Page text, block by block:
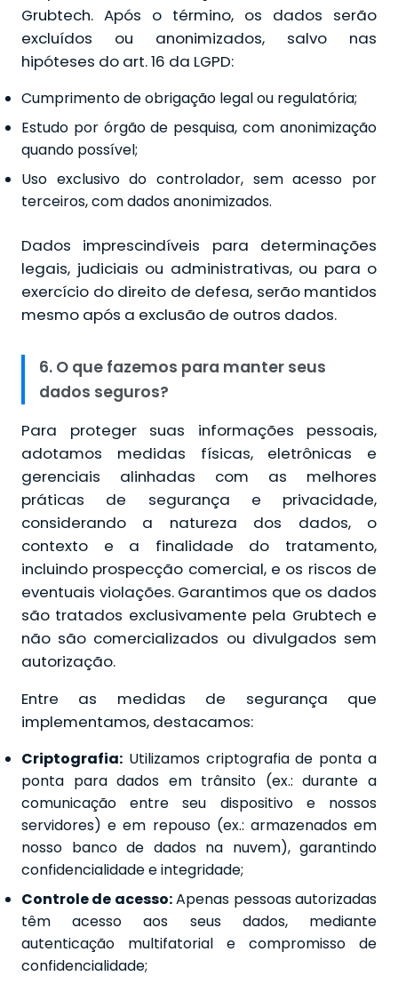
Grubtech. Após o término, os dados serão
excluídos ou anonimizados, salvo nas
hipóteses do art. 16 da LGPD:
Cumprimento de obrigação legal ou regulatória;
Estudo por órgão de pesquisa, com anonimização
quando possível;
Uso exclusivo do controlador, sem acesso por
terceiros, com dados anonimizados.
Dados imprescindíveis para determinações
legais, judiciais ou administrativas, ou para o
exercício do direito de defesa, serão mantidos
mesmo após a exclusão de outros dados.
6. O que fazemos para manter seus
dados seguros?
Para proteger suas informações pessoais,
adotamos medidas físicas, eletrônicas e
gerenciais alinhadas com as melhores
práticas de segurança e privacidade,
considerando a natureza dos dados, o
contexto e a finalidade do tratamento,
incluindo prospecção comercial, e os riscos de
eventuais violações. Garantimos que os dados
são tratados exclusivamente pela Grubtech e
não são comercializados ou divulgados sem
autorização.
Entre as medidas de segurança que
implementamos, destacamos:
Criptografia: Utilizamos criptografia de ponta a
ponta para dados em trânsito (ex.: durante a
comunicação entre seu dispositivo e nossos
servidores) e em repouso (ex.: armazenados em
nosso banco de dados na nuvem), garantindo
confidencialidade e integridade;
Controle de acesso:Apenas pessoas autorizadas
têm acesso aos seus dados, mediante
autenticação multifatorial e compromisso de
confidencialidade;